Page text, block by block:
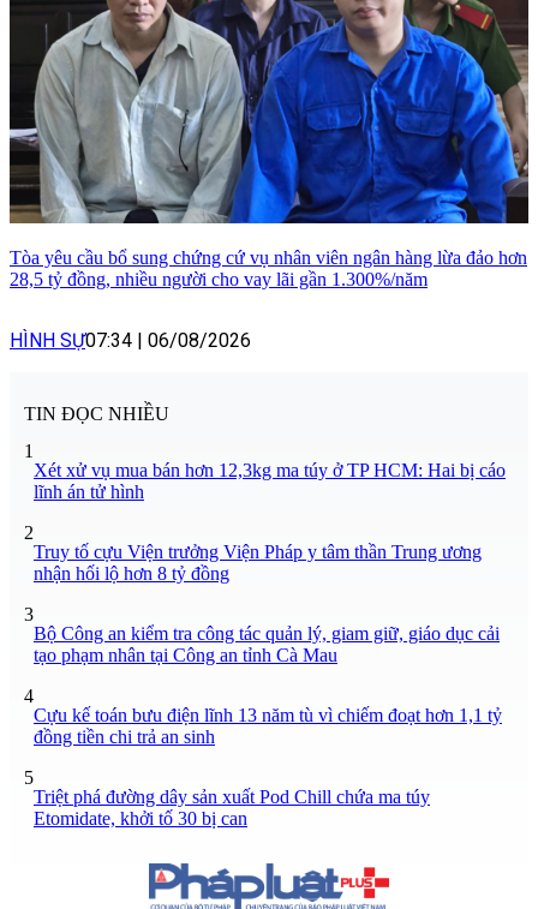
Tòa yêu cầu bổ sung chứng cứ vụ nhân viên ngân hàng lừa đảo hơn
28,5 tỷ đồng, nhiều người cho vay lãi gần 1.300%/năm
HÌNH SỰ07:34 06/08/2026
TIN ĐỌC NHIỀU
1
Xét xử vụ mua bán hơn 12,3kg ma túy ở TP HCM: Hai bị cáo
lĩnh án tử hình
2
Truy tố cựu Viện trưởng Viện Pháp y tâm thần Trung ương
nhận hối lộ hơn 8 tỷ đồng
3
Bộ Công an kiểm tra công tác quản lý, giam giữ, giáo dục cải
tạo phạm nhân tại Công an tỉnh Cà Mau
4
Cựu kế toán bưu điện lĩnh 13 năm tù vì chiếm đoạt hơn 1,1 tỷ
đồng tiền chi trả an sinh
5
Triệt phá đường dây sản xuất Pod Chill chứa ma túy
Etomidate, khởi tố 30 bị can